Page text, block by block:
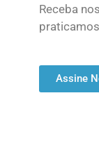
Receba
Assine